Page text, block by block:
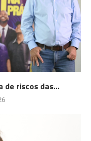
de riscos das...